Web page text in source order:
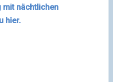
mit nächtlichen
hier.